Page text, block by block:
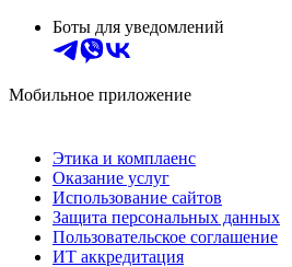
Боты для уведомлений
Мобильное приложение
Этика и комплаенс
Оказание услуг
Использование сайтов
Защита персональных данных
Пользовательское соглашение
ИТ аккредитация